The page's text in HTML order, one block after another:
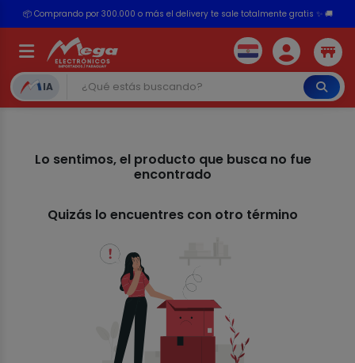
📦 Comprando por 300.000 o más el delivery te sale totalmente gratis ✨ 🚚
💳 ¡HASTA 24 CUOTAS SIN INTERÉS con tarjetas adheridas!
IA
Lo sentimos, el producto que busca no fue
encontrado
Quizás lo encuentres con otro término